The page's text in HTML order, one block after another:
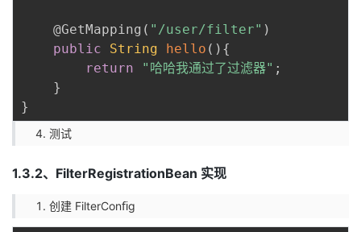
@GetMapping ( "/user/filter" )
public
String hello ( ) {
return
"哈哈我通过了过滤器" ;
}
}
测试
1.3.2、FilterRegistrationBean 实现
创建 FilterConﬁg